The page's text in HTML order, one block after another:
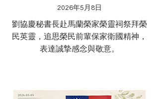
2026年5月8日
劉協慶秘書長赴馬蘭榮家榮靈祠祭拜榮
民英靈，追思榮民前輩保家衛國精神，
表達誠摯感念與敬意。